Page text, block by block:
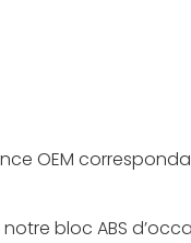
OEM
bloc ABS